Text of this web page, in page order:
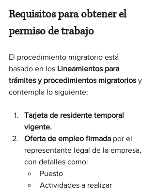
Requisitos para obtener el
permiso de trabajo
El procedimiento migratorio está
basado en los Lineamientos para
trámites y procedimientos migratorios y
contempla lo siguiente:
Tarjeta de residente temporal
vigente.
Oferta de empleo firmada por el
representante legal de la empresa,
con detalles como:
Puesto
Actividades a realizar